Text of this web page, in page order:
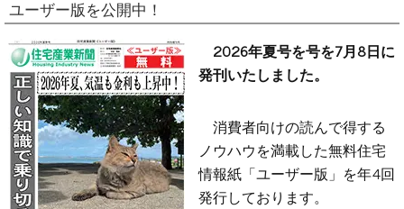
ユーザー版を公開中！
2026年夏号を号を7月8日に
発刊いたしました。
消費者向けの読んで得する
ノウハウを満載した無料住宅
情報紙「ユーザー版」を年4回
発行しております。